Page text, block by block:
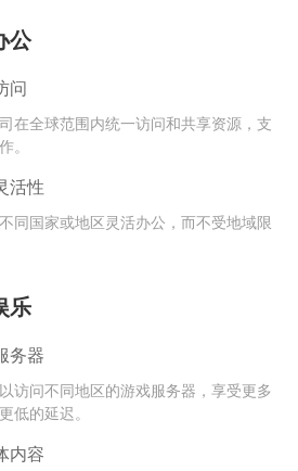
公
问
在全球范围内统一访问和共享资源，支
。
活性
同国家或地区灵活办公，而不受地域限
乐
务器
访问不同地区的游戏服务器，享受更多
低的延迟。
内容